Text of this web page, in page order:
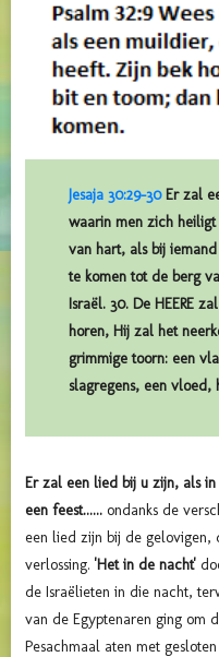
Jesaja 30:29-30Er zal
waarin men zich
van hart, als bij
te komen tot de berg
Israël. 30. De HEERE
horen, Hij zal het
grimmige toorn: een
slagregens, een vloed,
Er zal een lied bij u zijn, als
een feest...... ondanks de
een lied zijn bij de gelovigen,
verlossing. 'Het in de nacht'
de Israëlieten in die nacht,
van de Egyptenaren ging om
Pesachmaal aten met